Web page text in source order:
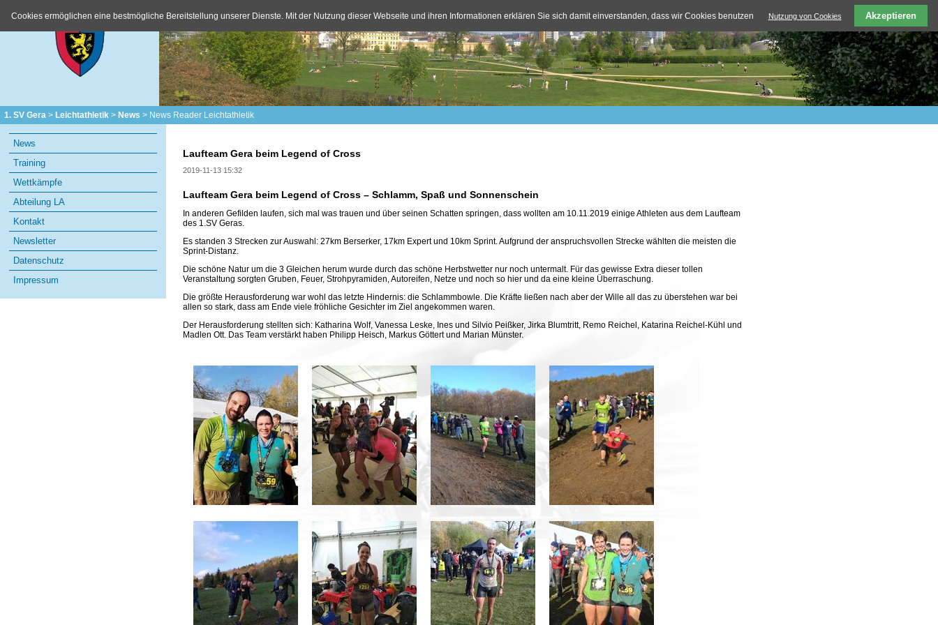
1. SV Gera Leichtathletik News News Reader Leichtathletik
Laufteam Gera beim Legend of Cross
2019-11-13 15:32
Laufteam Gera beim Legend of Cross – Schlamm, Spaß und Sonnenschein
In anderen Gefilden laufen, sich mal was trauen und über seinen Schatten springen, dass wollten am 10.11.2019 einige Athleten aus dem Laufteam
des 1.SV Geras.
Es standen 3 Strecken zur Auswahl: 27km Berserker, 17km Expert und 10km Sprint. Aufgrund der anspruchsvollen Strecke wählten die meisten die
Sprint-Distanz.
Die schöne Natur um die 3 Gleichen herum wurde durch das schöne Herbstwetter nur noch untermalt. Für das gewisse Extra dieser tollen
Veranstaltung sorgten Gruben, Feuer, Strohpyramiden, Autoreifen, Netze und noch so hier und da eine kleine Überraschung.
Die größte Herausforderung war wohl das letzte Hindernis: die Schlammbowle. Die Kräfte ließen nach aber der Wille all das zu überstehen war bei
allen so stark, dass am Ende viele fröhliche Gesichter im Ziel angekommen waren.
Der Herausforderung stellten sich: Katharina Wolf, Vanessa Leske, Ines und Silvio Peißker, Jirka Blumtritt, Remo Reichel, Katarina Reichel-Kühl und
Madlen Ott. Das Team verstärkt haben Philipp Heisch, Markus Göttert und Marian Münster.
Navigation
überspringen
News
Training
Wettkämpfe
Abteilung LA
Kontakt
Newsletter
Datenschutz
Impressum
Cookies ermöglichen eine bestmögliche Bereitstellung unserer Dienste. Mit der Nutzung dieser Webseite und ihren Informationen erklären Sie sich damit einverstanden, dass wir Cookies benutzen Nutzung von Cookies Akzeptieren